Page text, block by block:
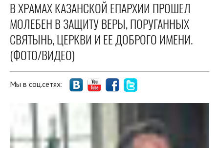
В ХРАМАХ КАЗАНСКОЙ ЕПАРХИИ ПРОШЕЛ
МОЛЕБЕН В ЗАЩИТУ ВЕРЫ, ПОРУГАННЫХ
СВЯТЫНЬ, ЦЕРКВИ И ЕЕ ДОБРОГО ИМЕНИ.
(ФОТО/ВИДЕО)
Мы в соц.сетях: